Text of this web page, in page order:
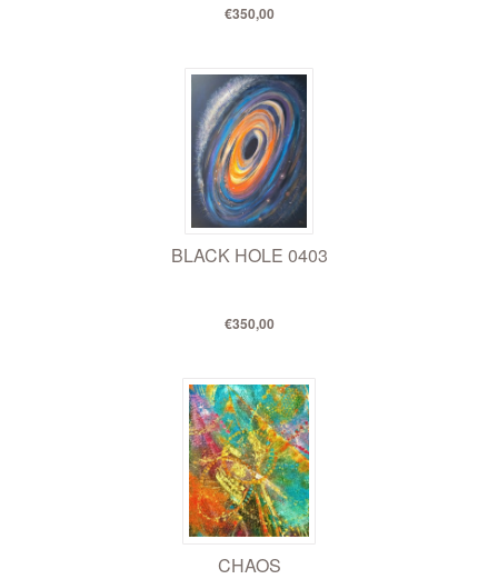
€350,00
BLACK HOLE 0403
€350,00
CHAOS